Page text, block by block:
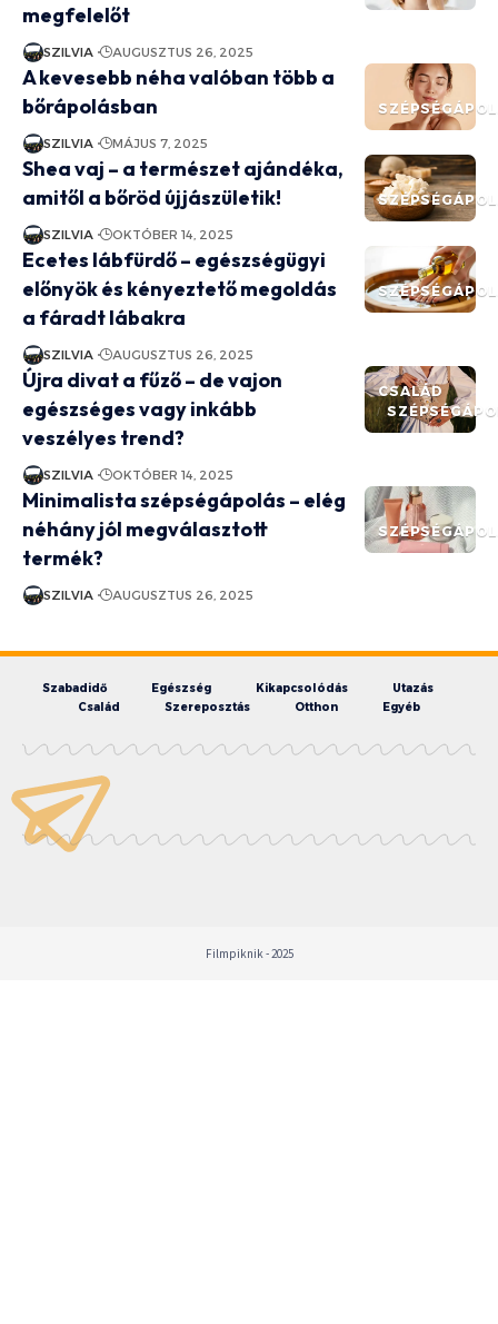
megfelelőt
SZILVIA AUGUSZTUS 26, 2025
A kevesebb néha valóban több a
bőrápolásban
SZILVIA MÁJUS 7, 2025
Shea vaj – a természet ajándéka,
amitől a bőröd újjászületik!
SZILVIA OKTÓBER 14, 2025
Ecetes lábfürdő – egészségügyi
előnyök és kényeztető megoldás
a fáradt lábakra
SZILVIA AUGUSZTUS 26, 2025
CSALÁD
Újra divat a fűző – de vajon
egészséges vagy inkább
veszélyes trend?
SZILVIA OKTÓBER 14, 2025
Minimalista szépségápolás – elég
néhány jól megválasztott
termék?
SZILVIA AUGUSZTUS 26, 2025
Szabadidő Egészség Kikapcsolódás
Utazás
Család
Szereposztás Otthon Egyéb
Filmpiknik - 2025